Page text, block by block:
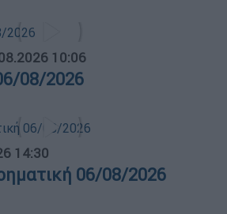
10:06
08/2026
14:30
06/08/2026